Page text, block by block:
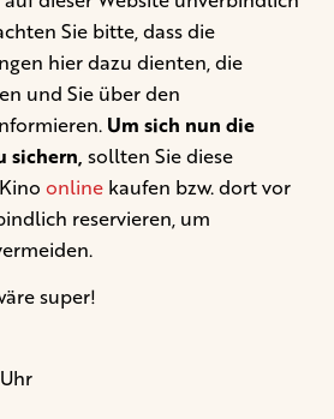
Sie bitte, dass die
hier dazu dienten, die
und Sie über den
Um sich nun die
sichern, sollten Sie diese
online kaufen bzw. dort vor
reservieren, um
super!